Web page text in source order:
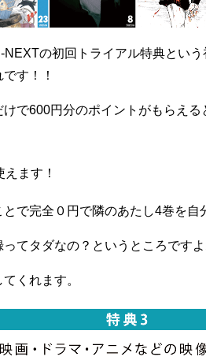
の初回トライアル特典とい
す！！
で600円分のポイントがもらえ
ます！
で完全０円で隣のあたし4巻を自
てタダなの？というところですよ
くれます。